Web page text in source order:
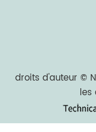
droits d'auteur ©
les